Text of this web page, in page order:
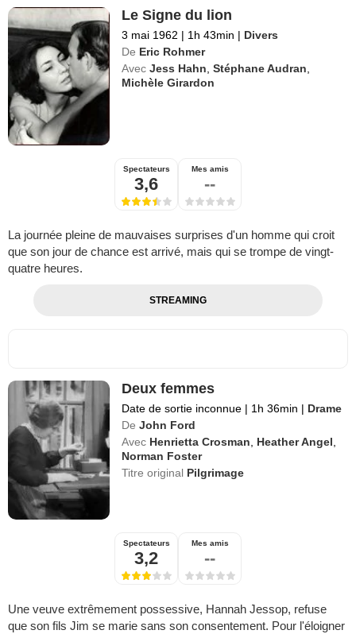
Le Signe du lion
3 mai 1962 | 1h 43min | Divers
De Eric Rohmer
Avec Jess Hahn,Stéphane Audran,
Michèle Girardon
Spectateurs
3,6
Mes amis
--
La journée pleine de mauvaises surprises d'un homme qui croit
que son jour de chance est arrivé, mais qui se trompe de vingt-
quatre heures.
STREAMING
Deux femmes
Date de sortie inconnue | 1h 36min | Drame
De John Ford
Avec Henrietta Crosman, Heather Angel,
Norman Foster
Titre original Pilgrimage
Spectateurs
3,2
Mes amis
--
Une veuve extrêmement possessive, Hannah Jessop, refuse
que son fils Jim se marie sans son consentement. Pour l'éloigner